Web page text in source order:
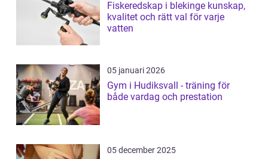
Fiskeredskap i blekinge kunskap,
kvalitet och rätt val för varje
vatten
05 januari 2026
Gym i Hudiksvall - träning för
både vardag och prestation
05 december 2025